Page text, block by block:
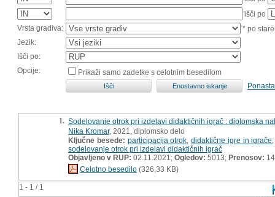
išči po
Vrsta gradiva:
* po
Jezik:
Išči po:
Opcije:
Prikaži samo zadetke s celotnim besedilom
1 - 1 / 1
1. Sodelovanje otrok pri izdelavi didaktičnih igrač : diplomska
Nika Kromar, 2021, diplomsko delo
Ključne besede: participacija otrok ,didaktične igre in igrače
sodelovanje otrok pri izdelavi didaktičnih igrač
Objavljeno v RUP: 02.11.2021; Ogledov: 5013; Prenosov:
Celotno besedilo (326,33 KB)